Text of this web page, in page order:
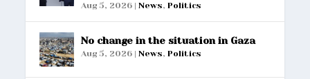
Aug 5, 2026 |News,Politics
No change in the situation in Gaza
Aug 5, 2026 |News,Politics